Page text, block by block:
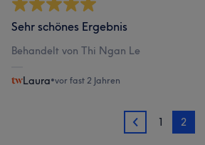
Sehr schönes Ergebnis
Behandelt von Thi Ngan Le
Laura•vor fast 2 Jahren
1 1 2